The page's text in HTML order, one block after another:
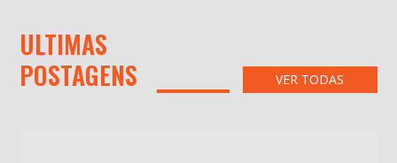
ULTIMAS
POSTAGENS
VER TODAS